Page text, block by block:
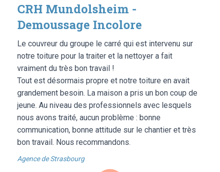
CRH Mundolsheim -
Demoussage Incolore
Le couvreur du groupe le carré qui est intervenu sur
notre toiture pour la traiter et la nettoyer a fait
vraiment du très bon travail !
Tout est désormais propre et notre toiture en avait
grandement besoin. La maison a pris un bon coup de
jeune. Au niveau des professionnels avec lesquels
nous avons traité, aucun problème : bonne
communication, bonne attitude sur le chantier et très
bon travail. Nous recommandons.
Agence de Strasbourg